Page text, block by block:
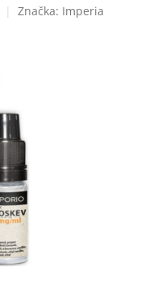
Značka: Imperia